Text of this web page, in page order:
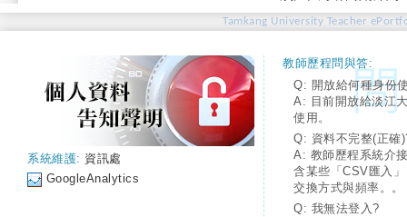
Tamkang University Teacher
系統維護: 資訊處
GoogleAnalytics
教師歷程問與答:
Q: 開放給何種身份
A: 目前開放給淡江
使用。
Q: 資料不完整(正確
A: 教師歷程系統介
含某些「CSV匯入
交換方式與頻率。。
Q: 我無法登入?